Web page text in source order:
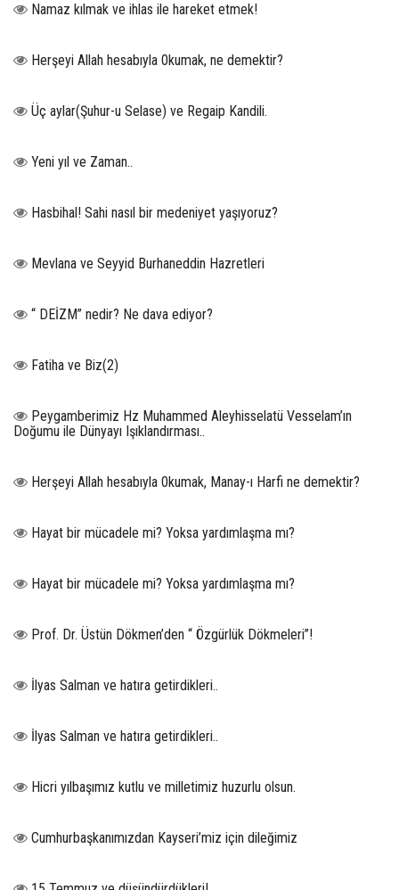
Namaz kılmak ve ihlas ile hareket etmek!
Herşeyi Allah hesabıyla 0kumak, ne demektir?
Üç aylar(Şuhur-u Selase) ve Regaip Kandili.
Yeni yıl ve Zaman..
Hasbihal! Sahi nasıl bir medeniyet yaşıyoruz?
Mevlana ve Seyyid Burhaneddin Hazretleri
“ DEİZM” nedir? Ne dava ediyor?
Fatiha ve Biz(2)
Peygamberimiz Hz Muhammed Aleyhisselatü Vesselam’ın
Doğumu ile Dünyayı Işıklandırması..
Herşeyi Allah hesabıyla 0kumak, Manay-ı Harfi ne demektir?
Hayat bir mücadele mi? Yoksa yardımlaşma mı?
Hayat bir mücadele mi? Yoksa yardımlaşma mı?
Prof. Dr. Üstün Dökmen’den “ Özgürlük Dökmeleri”!
İlyas Salman ve hatıra getirdikleri..
İlyas Salman ve hatıra getirdikleri..
Hicri yılbaşımız kutlu ve milletimiz huzurlu olsun.
Cumhurbaşkanımızdan Kayseri’miz için dileğimiz